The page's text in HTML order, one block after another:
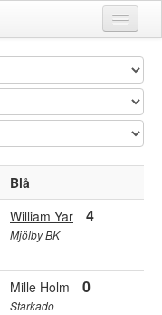
Blå
William Yar 4
Mjölby BK
Mille Holm 0
Starkado
Close Flytta